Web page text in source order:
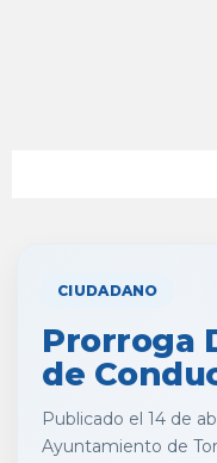
CIUDADANO
Prorroga
de
Publicado el 14 de
Ayuntamiento de